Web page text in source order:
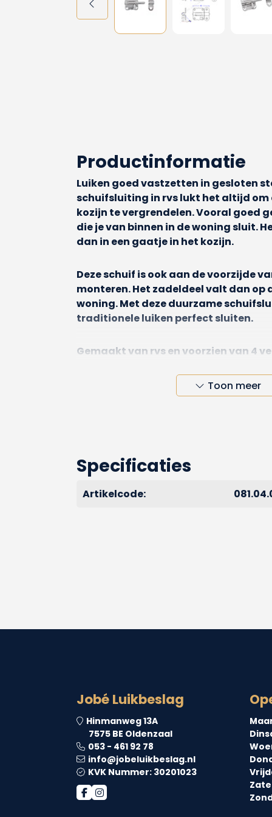
Productinformatie
Luiken goed vastzetten in gesloten
schuifsluiting in rvs lukt het altijd om
kozijn te vergrendelen. Vooral goed
die je van binnen in de woning sluit.
dan in een gaatje in het kozijn.
Deze schuif is ook aan de voorzijde
monteren. Het zadeldeel valt dan op
woning. Met deze duurzame
traditionele luiken perfect sluiten.
Gemaakt van rvs en voorzien van 4
Sluit het enkele luik van buiten nu
Toon meer
Specificaties
Artikelcode:
Jobé Luikbeslag
Hinmanweg 13A
7575 BE Oldenzaal
053 - 461 92 78
info@jobeluikbeslag.nl
KVK Nummer: 30201023